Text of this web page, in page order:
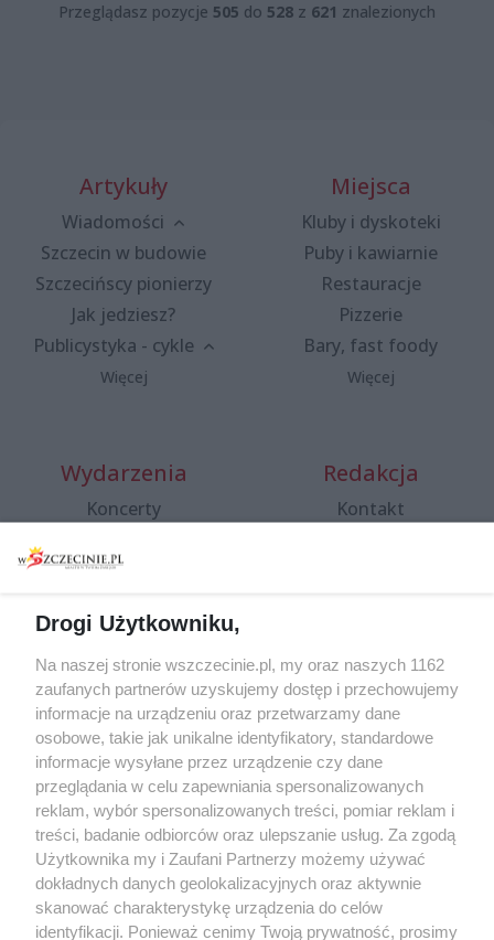
Przeglądasz pozycje 505 do 528 z 621 znalezionych
Artykuły
Wiadomości
Szczecin w budowie
Szczecińscy pionierzy
Jak jedziesz?
Publicystyka - cykle
Więcej
Miejsca
Kluby i dyskoteki
Puby i kawiarnie
Restauracje
Pizzerie
Bary, fast foody
Więcej
Wydarzenia
Koncerty
Spacery i oprowadzania
targi
Wernisaże
Więcej
Redakcja
Kontakt
Specjalny koncert z okazji
20. urodzin portalu
wSzczecinie.pl
Regulamin konkursów
śniadaniówka "Hej
Szczecin! Jest piątek!"
Partnerzy
Praca Szczecin
Drogi Użytkowniku,
Na naszej stronie wszczecinie.pl, my oraz naszych 1162
zaufanych partnerów uzyskujemy dostęp i przechowujemy
informacje na urządzeniu oraz przetwarzamy dane
osobowe, takie jak unikalne identyfikatory, standardowe
informacje wysyłane przez urządzenie czy dane
przeglądania w celu zapewniania spersonalizowanych
reklam, wybór spersonalizowanych treści, pomiar reklam i
treści, badanie odbiorców oraz ulepszanie usług. Za zgodą
Użytkownika my i Zaufani Partnerzy możemy używać
dokładnych danych geolokalizacyjnych oraz aktywnie
skanować charakterystykę urządzenia do celów
identyfikacji. Ponieważ cenimy Twoją prywatność, prosimy